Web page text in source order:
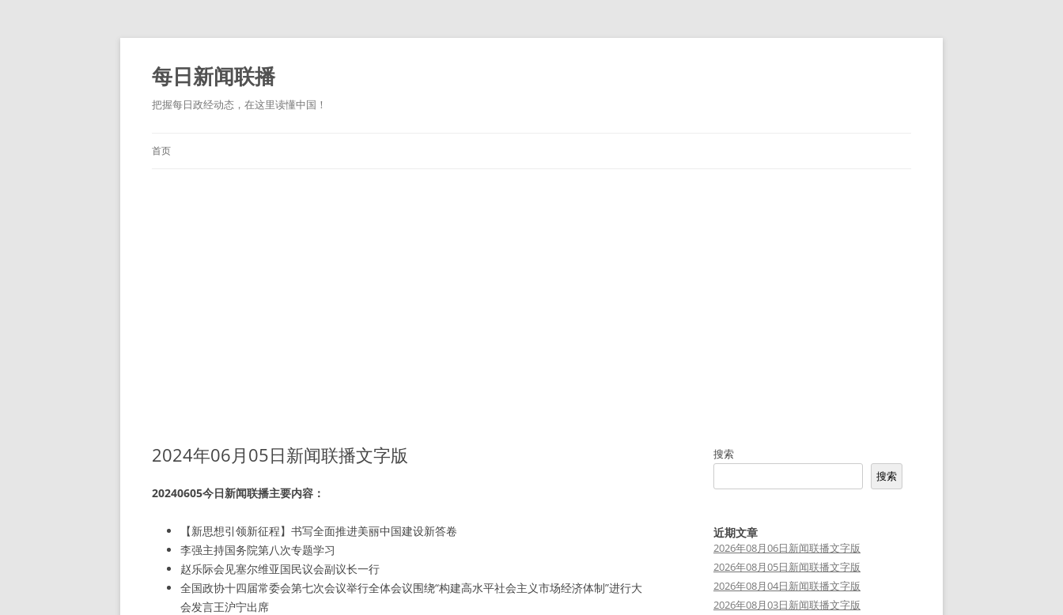
跳
正
文
每日新闻联播
把握每日政经动态，在这里读懂中国！
首页
2024年06月05日新闻联播文字版
20240605今日新闻联播主要内容：
【新思想引领新征程】书写全面推进美丽中国建设新答卷
李强主持国务院第八次专题学习
赵乐际会见塞尔维亚国民议会副议长一行
全国政协十四届常委会第七次会议举行全体会议围绕“构建高水平社会主义市场经济体制”进行大
会发言王沪宁出席
搜索
搜索
近期文章
2026年08月06日新闻联播文字版
2026年08月05日新闻联播文字版
2026年08月04日新闻联播文字版
2026年08月03日新闻联播文字版